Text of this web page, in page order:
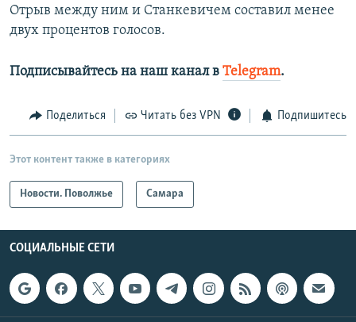
Отрыв между ним и Станкевичем составил менее
двух процентов голосов.
Подписывайтесь на наш канал в Telegram.
Поделиться Читать без VPN Подпишитесь
Этот контент также в категориях
Новости. Поволжье Самара
СОЦИАЛЬНЫЕ СЕТИ